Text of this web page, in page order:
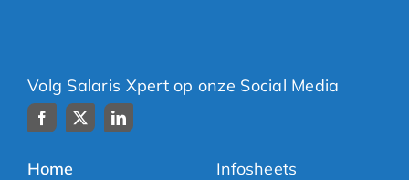
Volg Salaris Xpert op onze Social Media
Home
Infosheets